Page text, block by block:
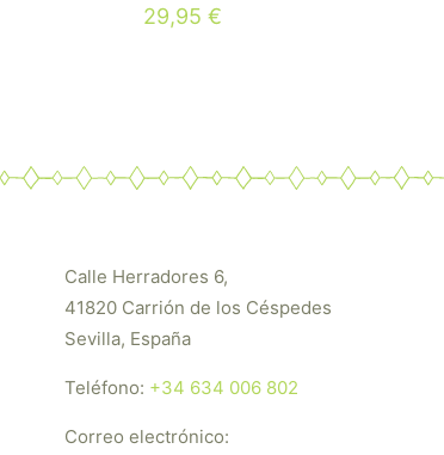
29,95€
Calle Herradores 6,
41820 Carrión de los Céspedes
Sevilla, España
Teléfono: +34 634 006 802
Correo electrónico: